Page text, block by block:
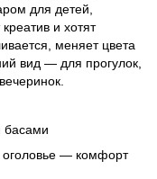
для детей,
и хотят
меняет цвета
вид — для прогулок,
басами
— комфорт